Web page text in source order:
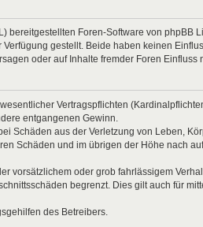
bereitgestellten Foren-Software von phpBB
gestellt. Beide haben keinen
oder auf Inhalte fremder Foren Einfluss
Vertragspflichten
entgangenen Gewinn.
Schäden aus der Verletzung von Leben,
Schäden und im übrigen der Höhe nach
vorsätzlichem oder grob fahrlässigem
begrenzt. Dies gilt auch für
des Betreibers.